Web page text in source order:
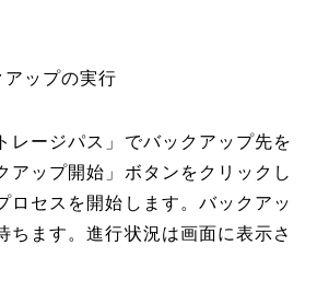
ップの実行
レージパス」でバックアップ先を
アップ開始」ボタンをクリックし
ロセスを開始します。バックアッ
ちます。進行状況は画面に表示さ